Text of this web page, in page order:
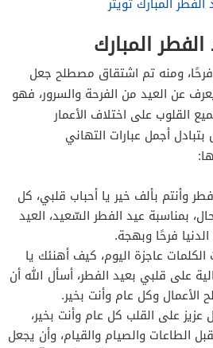
المبارك
فرحًا، ومنه تم اشتقاق مصطلح جعل
عن العيد من الفرحة والسرور، فهو
القلوب على اختلاف الأعمار
أجمل عبارات التهاني
وأنتم بألف خير يا أحباب قلبي، كل
بمناسبة عيد الفطر السّعيد، العيد
فرحًا وبهجة.
عاجزة اليوم، كيف أهنئك يا
على قلبي بعيد الفطر، أسأل الله أن
الأعمال وكل عام وأنت بخير.
على القلب كل عام وأنت بخير،
الطاعات والصيام والقيام، وأن يجعل